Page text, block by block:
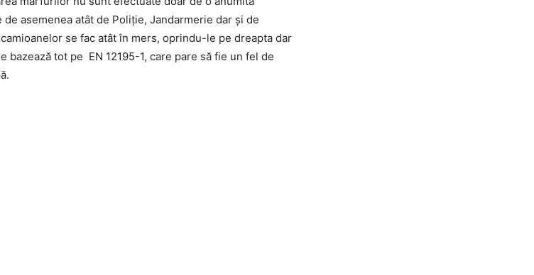
asemenea atât de Poliție, Jandarmerie dar și de
se fac atât în mers, oprindu-le pe dreapta dar
bazează tot pe EN 12195-1, care pare să fie un fel de